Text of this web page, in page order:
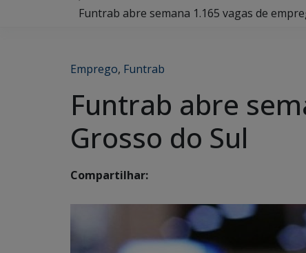
Funtrab abre semana 1.165 vagas de
Emprego, Funtrab
Funtrab abre
Grosso do Sul
Compartilhar: